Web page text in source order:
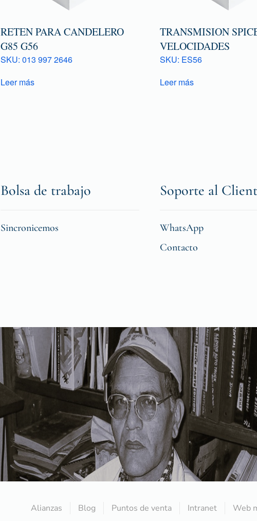
RETEN PARA CANDELERO
G85 G56
SKU: 013 997 2646
Leer más
TRANSMISION
VELOCIDADES
SKU: ES56
Leer más
Bolsa de trabajo
Sincronicemos
Soporte al
WhatsApp
Contacto
Alianzas Blog Puntos de venta Intranet Web